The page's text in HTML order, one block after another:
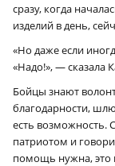
сразу, когда
изделий в день,
«Но даже если
«Надо!», — сказала
Бойцы знают
благодарности,
есть возможность.
патриотом и
помощь нужна, это